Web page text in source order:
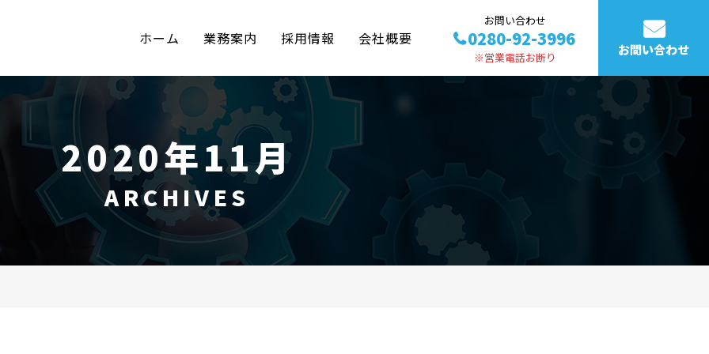
ホーム 業務案内 採用情報 会社概要
お問い合わせ
0280-92-3996
※営業電話お断り お問い合わせ
2020年11月
ARCHIVES